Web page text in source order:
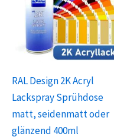
RAL Design 2K Acryl
Lackspray Sprühdose
matt, seidenmatt oder
glänzend 400ml